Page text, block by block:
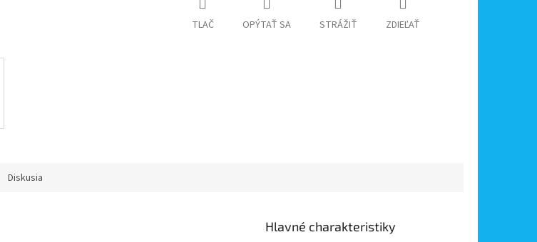
TLAČ OPÝTAŤ SA STRÁŽIŤ ZDIEĽAŤ
Diskusia